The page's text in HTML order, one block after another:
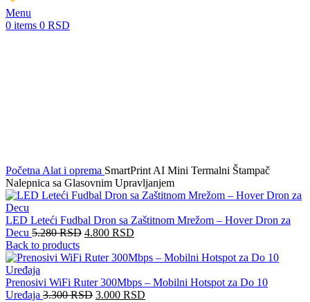
Menu
0 items 0 RSD
PočetnaAlat i oprema SmartPrint AI Mini Termalni Štampač
Nalepnica sa Glasovnim Upravljanjem
LED Leteći Fudbal Dron sa Zaštitnom Mrežom – Hover Dron za
Decu 5.280RSD 4.800 RSD
Back to products
Prenosivi WiFi Ruter 300Mbps – Mobilni Hotspot za Do 10
Uređaja 3.300RSD 3.000 RSD